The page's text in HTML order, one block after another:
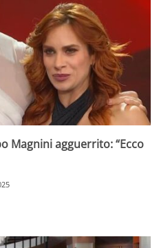
Magnini agguerrito: “Ecco